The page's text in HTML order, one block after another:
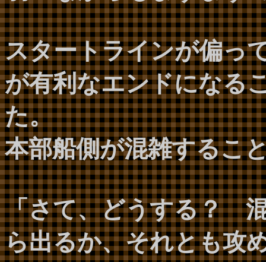
スタートラインが偏っ
が有利なエンドになる
た。
本部船側が混雑するこ
「さて、どうする？
ら出るか、それとも攻